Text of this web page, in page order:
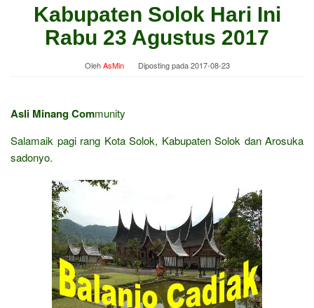
Kabupaten Solok Hari Ini
Rabu 23 Agustus 2017
OlehAsMin Diposting pada2017-08-23
Asli Minang Community
Salamaik pagi rang Kota Solok, Kabupaten Solok dan Arosuka
sadonyo.